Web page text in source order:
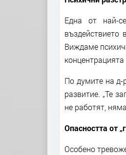
Една от най-
Виждаме
По думите на д-
развитие. „Те
не работят,
Опасността от
Особено